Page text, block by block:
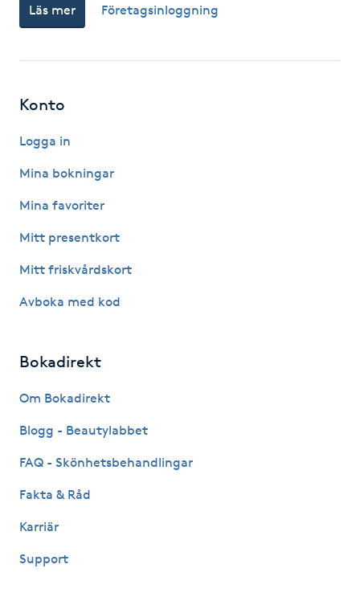
Lashlift Keratin
LED-ljusterapi
LPG
LPG-massage
Luggklippning
Läs mer Företagsinloggning
Konto
Logga in
Mina bokningar
Mina favoriter
Mitt presentkort
Mitt friskvårdskort
Avboka med kod
Bokadirekt
Om Bokadirekt
Blogg - Beautylabbet
FAQ - Skönhetsbehandlingar
Fakta & Råd
Karriär
Support